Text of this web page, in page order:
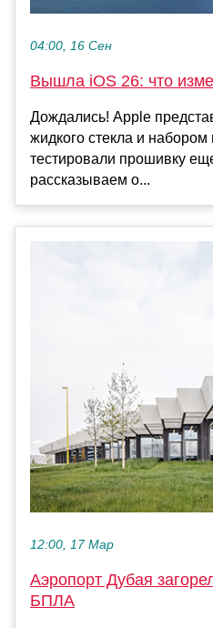
04:00, 16 Сен
Вышла iOS 26: что
Дождались! Apple
жидкого стекла и
тестировали прошивку
рассказываем о...
12:00, 17 Мар
Аэропорт Дубая
БПЛА